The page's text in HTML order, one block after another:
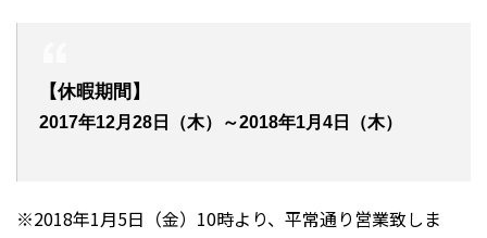
【休暇期間】
2017年12月28日（木）～2018年1月4日（木）
※2018年1月5日（金）10時より、平常通り営業致しま